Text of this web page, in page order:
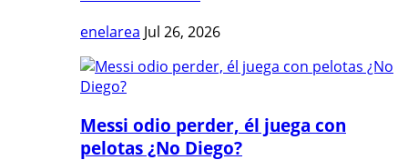
enelarea Jul 26, 2026
Messi odio perder, él juega con
pelotas ¿No Diego?